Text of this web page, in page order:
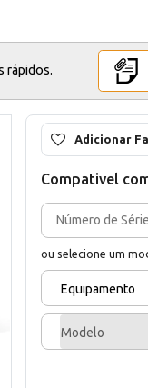
rápidos.
Adicionar
Compativel
ou selecione um
Equipamento
Modelo